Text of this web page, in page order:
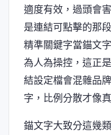
適度有效，過頭會
是連結可點擊的那
精準關鍵字當錨文
為人為操控，這正
結設定檔會混雜品
字，比例分散才像
錨文字大致分這幾